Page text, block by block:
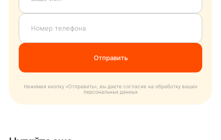
Нажимая кнопку «Отправить», вы даете согласие на обработку ваших
персональных данных